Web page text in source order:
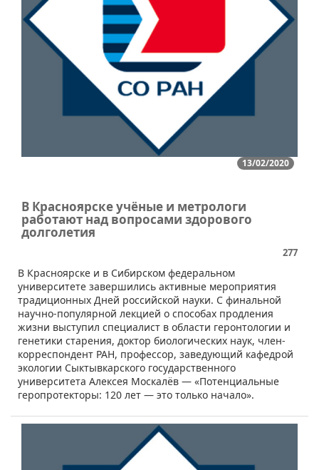
13/02/2020
В Красноярске учёные и метрологи
работают над вопросами здорового
долголетия
277
​В Красноярске и в Сибирском федеральном
университете завершились активные мероприятия
традиционных Дней российской науки. С финальной
научно-популярной лекцией о способах продления
жизни выступил специалист в области геронтологии и
генетики старения, доктор биологических наук, член-
корреспондент РАН, профессор, заведующий кафедрой
экологии Сыктывкарского государственного
университета Алексея Москалёв — «Потенциальные
геропротекторы: 120 лет — это только начало».